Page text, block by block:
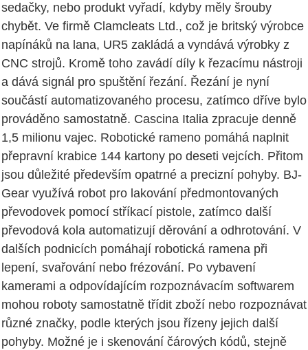
sedačky, nebo produkt vyřadí, kdyby měly šrouby
chybět. Ve firmě Clamcleats Ltd., což je britský výrobce
napínáků na lana, UR5 zakládá a vyndává výrobky z
CNC strojů. Kromě toho zavádí díly k řezacímu nástroji
a dává signál pro spuštění řezání. Řezání je nyní
součástí automatizovaného procesu, zatímco dříve bylo
prováděno samostatně. Cascina Italia zpracuje denně
1,5 milionu vajec. Robotické rameno pomáhá naplnit
přepravní krabice 144 kartony po deseti vejcích. Přitom
jsou důležité především opatrné a precizní pohyby. BJ-
Gear využívá robot pro lakování předmontovaných
převodovek pomocí stříkací pistole, zatímco další
převodová kola automatizují děrování a odhrotování. V
dalších podnicích pomáhají robotická ramena při
lepení, svařování nebo frézování. Po vybavení
kamerami a odpovídajícím rozpoznávacím softwarem
mohou roboty samostatně třídit zboží nebo rozpoznávat
různé značky, podle kterých jsou řízeny jejich další
pohyby. Možné je i skenování čárových kódů, stejně